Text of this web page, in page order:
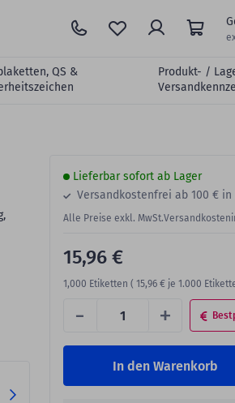
QS &
Produkt- /
Lieferbar sofort ab Lager
Versandkostenfrei ab 100 € in
Alle Preise exkl. MwSt.
- +
15,96 €
1,000 Etiketten ( 15,96 € je 1.000
In den Warenkorb